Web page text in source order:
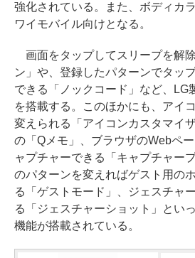
強化されている。また、ボディカ
ワイモバイル向けとなる。
画面をタップしてスリープを解
ン」や、登録したパターンでタッ
できる「ノックコード」など、LG
を搭載する。このほかにも、アイ
変えられる「アイコンカスタマイ
の「Qメモ」、ブラウザのWebペ
ャプチャーできる「キャプチャー
のパターンを変えればゲスト用の
る「ゲストモード」、ジェスチャ
る「ジェスチャーショット」とい
機能が搭載されている。